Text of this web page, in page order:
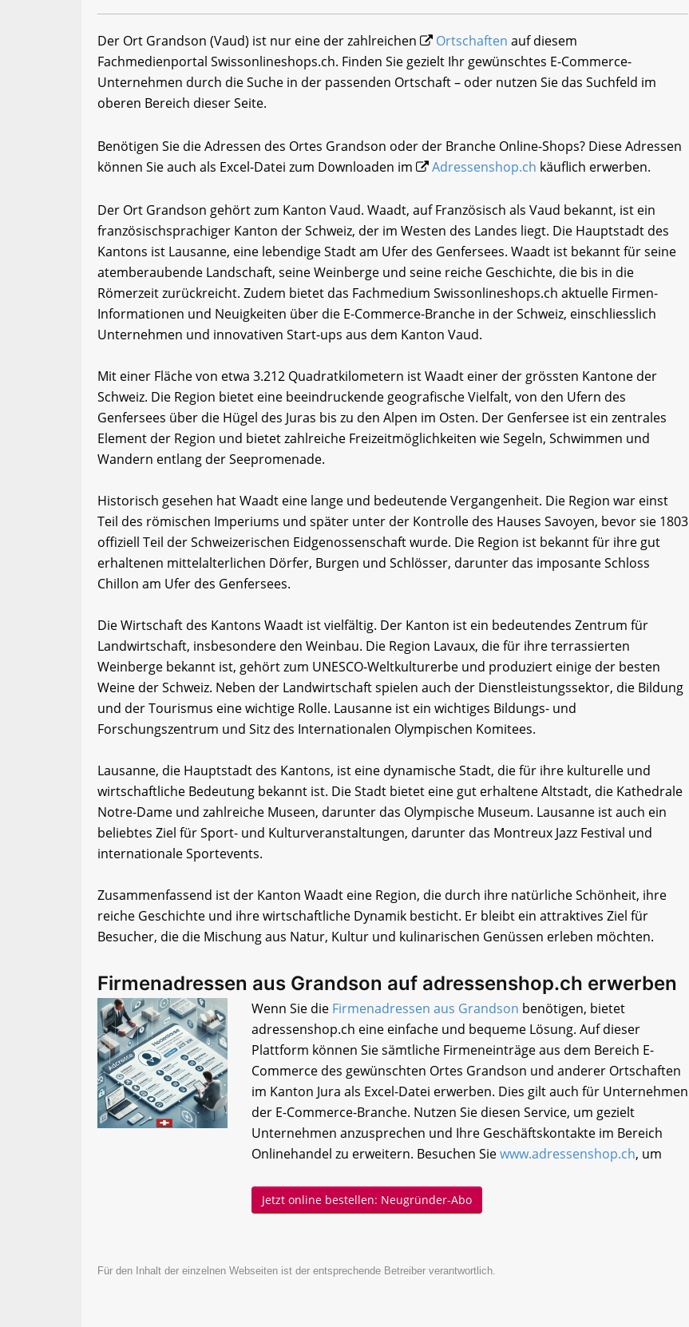
Der Ort Grandson (Vaud) ist nur eine der zahlreichen Ortschaften auf diesem
Fachmedienportal Swissonlineshops.ch. Finden Sie gezielt Ihr gewünschtes E-Commerce-
Unternehmen durch die Suche in der passenden Ortschaft – oder nutzen Sie das Suchfeld im
oberen Bereich dieser Seite.
Benötigen Sie die Adressen des Ortes Grandson oder der Branche Online-Shops? Diese Adressen
können Sie auch als Excel-Datei zum Downloaden im
Adressenshop.ch käuflich erwerben.
Der Ort Grandson gehört zum Kanton Vaud. Waadt, auf Französisch als Vaud bekannt, ist ein
französischsprachiger Kanton der Schweiz, der im Westen des Landes liegt. Die Hauptstadt des
Kantons ist Lausanne, eine lebendige Stadt am Ufer des Genfersees. Waadt ist bekannt für seine
atemberaubende Landschaft, seine Weinberge und seine reiche Geschichte, die bis in die
Römerzeit zurückreicht. Zudem bietet das Fachmedium Swissonlineshops.ch aktuelle Firmen-
Informationen und Neuigkeiten über die E-Commerce-Branche in der Schweiz, einschliesslich
Unternehmen und innovativen Start-ups aus dem Kanton Vaud.
Mit einer Fläche von etwa 3.212 Quadratkilometern ist Waadt einer der grössten Kantone der
Schweiz. Die Region bietet eine beeindruckende geografische Vielfalt, von den Ufern des
Genfersees über die Hügel des Juras bis zu den Alpen im Osten. Der Genfersee ist ein zentrales
Element der Region und bietet zahlreiche Freizeitmöglichkeiten wie Segeln, Schwimmen und
Wandern entlang der Seepromenade.
Historisch gesehen hat Waadt eine lange und bedeutende Vergangenheit. Die Region war einst
Teil des römischen Imperiums und später unter der Kontrolle des Hauses Savoyen, bevor sie 1803
offiziell Teil der Schweizerischen Eidgenossenschaft wurde. Die Region ist bekannt für ihre gut
erhaltenen mittelalterlichen Dörfer, Burgen und Schlösser, darunter das imposante Schloss
Chillon am Ufer des Genfersees.
Die Wirtschaft des Kantons Waadt ist vielfältig. Der Kanton ist ein bedeutendes Zentrum für
Landwirtschaft, insbesondere den Weinbau. Die Region Lavaux, die für ihre terrassierten
Weinberge bekannt ist, gehört zum UNESCO-Weltkulturerbe und produziert einige der besten
Weine der Schweiz. Neben der Landwirtschaft spielen auch der Dienstleistungssektor, die Bildung
und der Tourismus eine wichtige Rolle. Lausanne ist ein wichtiges Bildungs- und
Forschungszentrum und Sitz des Internationalen Olympischen Komitees.
Lausanne, die Hauptstadt des Kantons, ist eine dynamische Stadt, die für ihre kulturelle und
wirtschaftliche Bedeutung bekannt ist. Die Stadt bietet eine gut erhaltene Altstadt, die Kathedrale
Notre-Dame und zahlreiche Museen, darunter das Olympische Museum. Lausanne ist auch ein
beliebtes Ziel für Sport- und Kulturveranstaltungen, darunter das Montreux Jazz Festival und
internationale Sportevents.
Zusammenfassend ist der Kanton Waadt eine Region, die durch ihre natürliche Schönheit, ihre
reiche Geschichte und ihre wirtschaftliche Dynamik besticht. Er bleibt ein attraktives Ziel für
Besucher, die die Mischung aus Natur, Kultur und kulinarischen Genüssen erleben möchten.
Firmenadressen aus Grandson auf adressenshop.ch erwerben
Wenn Sie die Firmenadressen aus Grandson benötigen, bietet
adressenshop.ch eine einfache und bequeme Lösung. Auf dieser
Plattform können Sie sämtliche Firmeneinträge aus dem Bereich E-
Commerce des gewünschten Ortes Grandson und anderer Ortschaften
im Kanton Jura als Excel-Datei erwerben. Dies gilt auch für Unternehmen
der E-Commerce-Branche. Nutzen Sie diesen Service, um gezielt
Unternehmen anzusprechen und Ihre Geschäftskontakte im Bereich
Onlinehandel zu erweitern. Besuchen Siewww.adressenshop.ch, um
Jetzt online bestellen: Neugründer-Abo
Für den Inhalt der einzelnen Webseiten ist der entsprechende Betreiber verantwortlich.